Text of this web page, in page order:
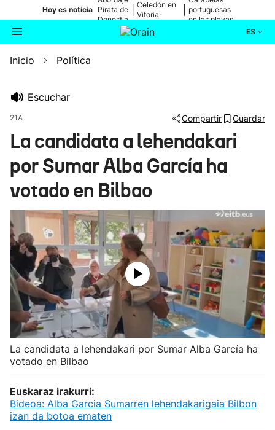
Hoy es noticia Pirata de
Donostia
Celedón en
Vitoria-
portuguesas
en las playas
ES
Buscador
Ikusmiran
Eguraldia
Inicio Política
Escuchar
21A Compartir Guardar
La candidata a lehendakari
por Sumar Alba García ha
votado en Bilbao
La candidata a lehendakari por Sumar Alba García ha
votado en Bilbao
Euskaraz irakurri:
Bideoa: Alba Garcia Sumarren lehendakarigaia Bilbon
izan da botoa ematen